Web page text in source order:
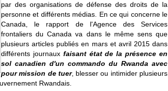
par des organisations de défense des droits de la
personne et différents médias. En ce qui concerne le
Canada, le rapport de l'Agence des Services
frontaliers du Canada va dans le même sens que
plusieurs articles publiés en mars et avril 2015 dans
différents journaux faisant état de la présence en
sol canadien d'un commando du Rwanda avec
pour mission de tuer, blesser ou intimider plusieurs
Rwandais.